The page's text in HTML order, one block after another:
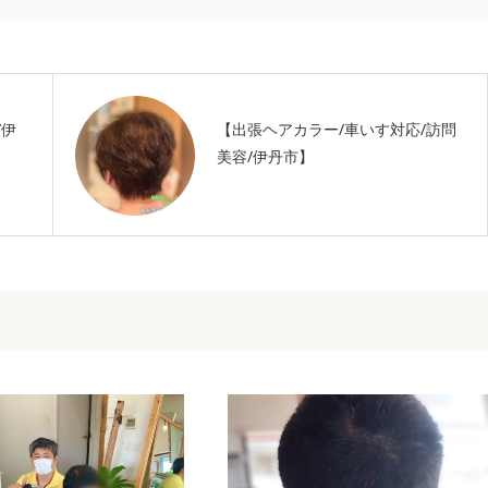
【出張ヘアカラー/車いす対応/訪問
美容/伊丹市】